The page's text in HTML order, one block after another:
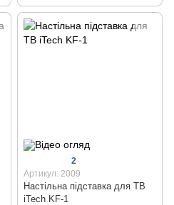
2
Артикул: 2009
Настільна підставка для ТВ
iTech KF-1